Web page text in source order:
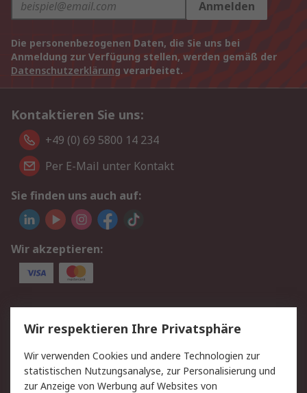
Anmelden
Die personenbezogenen Daten, die Sie uns bei
Anmeldung zur Verfügung stellen, werden gemäß der
Datenschutzerklärung verarbeitet.
Kontaktieren Sie uns:
+49 (0) 69 5800 14 234
Per E-Mail unter Kontakt
Sie finden uns auch auf:
Wir akzeptieren:
Service
Value Added Services
Lieferlösungen
Rücksendungen
Kontakt
Hilfe
Privatkunden
Wir respektieren Ihre Privatsphäre
Wir verwenden Cookies und andere Technologien zur
statistischen Nutzungsanalyse, zur Personalisierung und
zur Anzeige von Werbung auf Websites von